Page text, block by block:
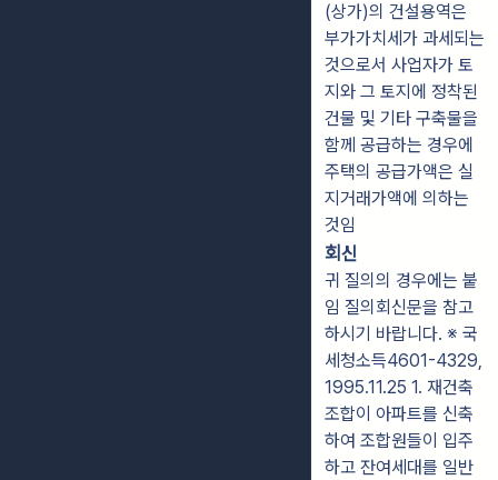
(상가)의 건설용역은
부가가치세가 과세되는
것으로서 사업자가 토
지와 그 토지에 정착된
건물 및 기타 구축물을
함께 공급하는 경우에
주택의 공급가액은 실
지거래가액에 의하는
것임
회신
귀 질의의 경우에는 붙
임 질의회신문을 참고
하시기 바랍니다. ※ 국
세청소득4601-4329,
1995.11.25 1. 재건축
조합이 아파트를 신축
하여 조합원들이 입주
하고 잔여세대를 일반